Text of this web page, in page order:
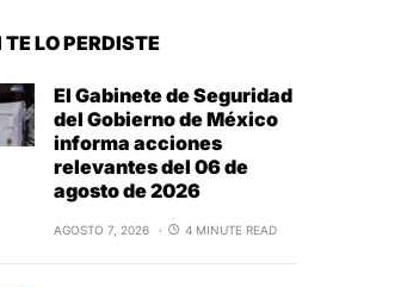
TE LO PERDISTE
El Gabinete de Seguridad
del Gobierno de México
informa acciones
relevantes del 06 de
agosto de 2026
AGOSTO 7, 2026 4 MINUTE READ